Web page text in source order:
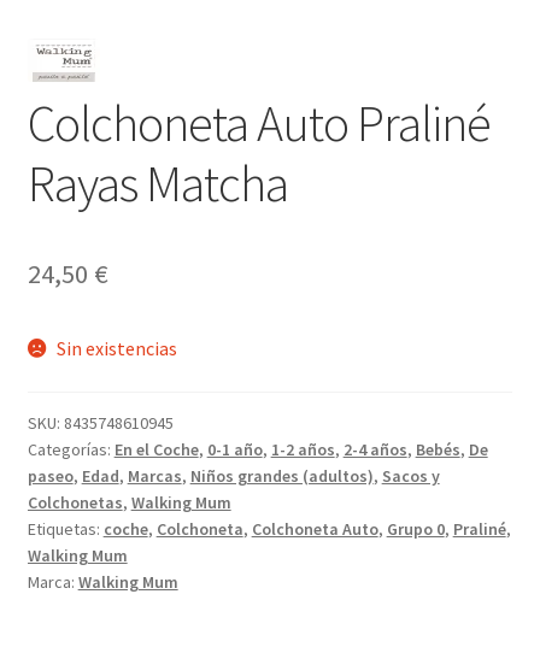
Colchoneta Auto Praliné
Rayas Matcha
24,50 €
Sin existencias
SKU: 8435748610945
Categorías: En el Coche, 0-1 año, 1-2 años, 2-4 años, Bebés, De
paseo, Edad, Marcas, Niños grandes (adultos), Sacos y
Colchonetas, Walking Mum
Etiquetas: coche, Colchoneta, Colchoneta Auto, Grupo 0, Praliné,
Walking Mum
Marca: Walking Mum